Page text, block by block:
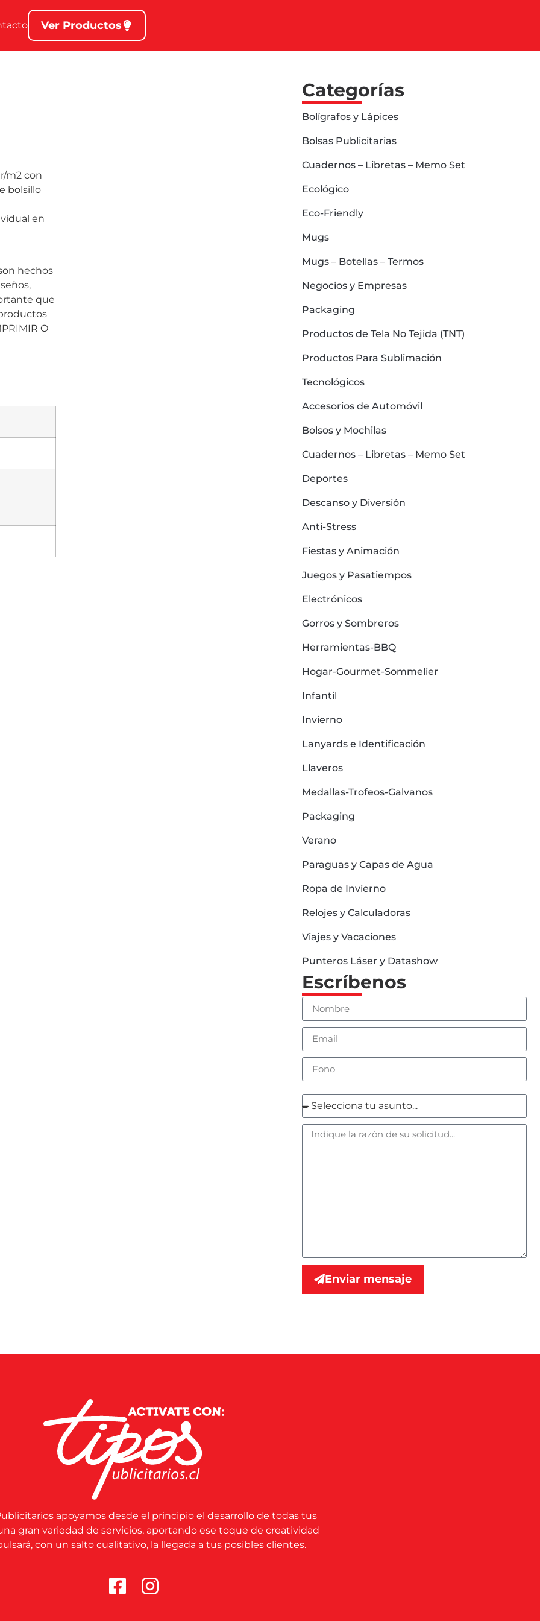
Ver Productos
m2 con
bolsillo
en
hechos
que
O
Categorías
Bolígrafos y Lápices
Bolsas Publicitarias
Cuadernos – Libretas – Memo Set
Ecológico
Eco-Friendly
Mugs
Mugs – Botellas – Termos
Negocios y Empresas
Packaging
Productos de Tela No Tejida (TNT)
Productos Para Sublimación
Tecnológicos
Accesorios de Automóvil
Bolsos y Mochilas
Cuadernos – Libretas – Memo Set
Deportes
Descanso y Diversión
Anti-Stress
Fiestas y Animación
Juegos y Pasatiempos
Electrónicos
Gorros y Sombreros
Herramientas-BBQ
Hogar-Gourmet-Sommelier
Infantil
Invierno
Lanyards e Identificación
Llaveros
Medallas-Trofeos-Galvanos
Packaging
Verano
Paraguas y Capas de Agua
Ropa de Invierno
Relojes y Calculadoras
Viajes y Vacaciones
Punteros Láser y Datashow
Escríbenos
Enviar mensaje
apoyamos desde el principio el desarrollo de todas tus
gran variedad de servicios, aportando ese toque de creatividad
con un salto cualitativo, la llegada a tus posibles clientes.